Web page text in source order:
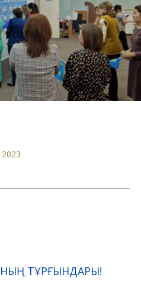
ТҰРҒЫНДАРЫ!